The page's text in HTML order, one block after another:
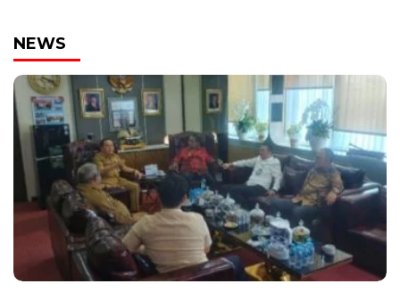
NEWS